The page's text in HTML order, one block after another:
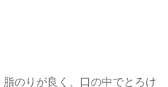
のりが良く、口の中でとろけ